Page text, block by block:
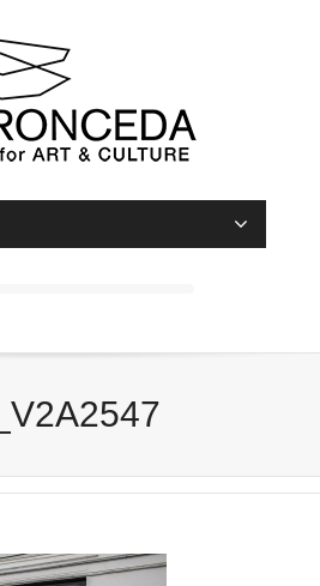
_V2A2547